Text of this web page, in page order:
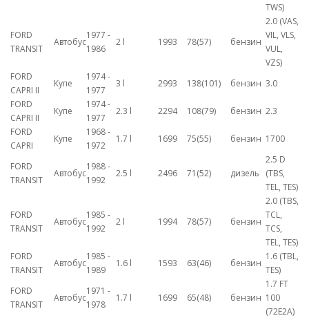
TWS)
FORD
TRANSIT
Автобус
1977 -
1986
2 l 1993 78(57) бензин
2.0 (VAS,
VIL, VLS,
VUL,
VZS)
FORD
CAPRI II
Купе
1974 -
1977
3 l 2993 138(101) бензин 3.0
FORD
CAPRI II
Купе
1974 -
1977
2.3 l 2294 108(79) бензин 2.3
FORD
CAPRI
Купе
1968 -
1972
1.7 l 1699 75(55) бензин 1700
FORD
TRANSIT
Автобус
1988 -
1992
2.5 l 2496 71(52) дизель
2.5 D
(TBS,
TEL, TES)
FORD
TRANSIT
Автобус
1985 -
1992
2 l 1994 78(57) бензин
2.0 (TBS,
TCL,
TCS,
TEL, TES)
FORD
TRANSIT
Автобус
1985 -
1989
1.6 l 1593 63(46) бензин
1.6 (TBL,
TES)
FORD
TRANSIT
Автобус
1971 -
1978
1.7 l 1699 65(48) бензин
1.7 FT
100
(72E2A)